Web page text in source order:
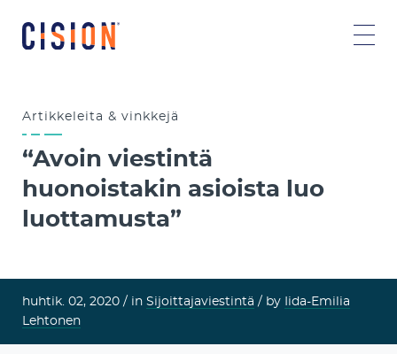
Artikkeleita & vinkkejä
“Avoin viestintä
huonoistakin asioista luo
luottamusta”
huhtik. 02, 2020 / in Sijoittajaviestintä / by
Iida-Emilia
Lehtonen